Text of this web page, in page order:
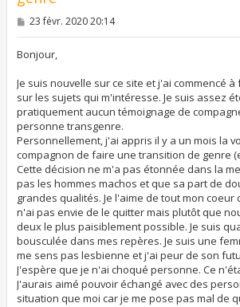
M
s
e
23 févr. 2020 20:14
Bonjour,
Je suis nouvelle sur ce site et j'ai commencé
sur les sujets qui m'intéresse. Je suis assez
pratiquement aucun témoignage de
personne transgenre.
Personnellement, j'ai appris il y a un mois la
compagnon de faire une transition de genre
Cette décision ne m'a pas étonnée dans la
pas les hommes machos et que sa part de
grandes qualités. Je l'aime de tout mon coeur
n'ai pas envie de le quitter mais plutôt que
deux le plus paisiblement possible. Je suis
bousculée dans mes repères. Je suis une
me sens pas lesbienne et j'ai peur de son
J'espère que je n'ai choqué personne. Ce
J'aurais aimé pouvoir échangé avec des
situation que moi car je me pose pas mal de